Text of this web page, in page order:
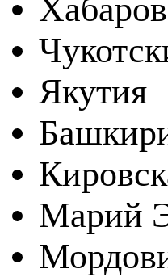
Якутия
Марий